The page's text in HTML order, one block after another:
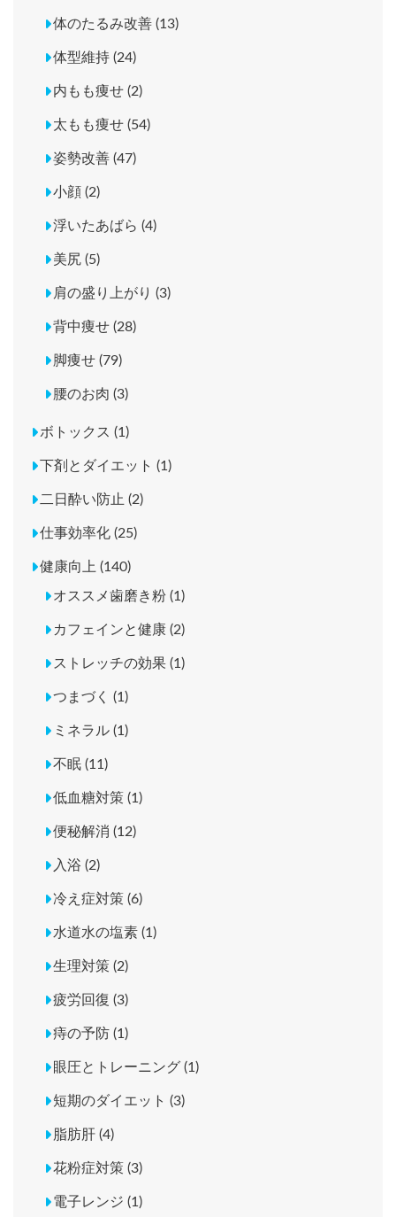
体のたるみ改善 (13)
体型維持 (24)
内もも痩せ (2)
太もも痩せ (54)
姿勢改善 (47)
小顔 (2)
浮いたあばら (4)
美尻 (5)
肩の盛り上がり (3)
背中痩せ (28)
脚痩せ (79)
腰のお肉 (3)
ボトックス (1)
下剤とダイエット (1)
二日酔い防止 (2)
仕事効率化 (25)
健康向上 (140)
オススメ歯磨き粉 (1)
カフェインと健康 (2)
ストレッチの効果 (1)
つまづく (1)
ミネラル (1)
不眠 (11)
低血糖対策 (1)
便秘解消 (12)
入浴 (2)
冷え症対策 (6)
水道水の塩素 (1)
生理対策 (2)
疲労回復 (3)
痔の予防 (1)
眼圧とトレーニング (1)
短期のダイエット (3)
脂肪肝 (4)
花粉症対策 (3)
電子レンジ (1)